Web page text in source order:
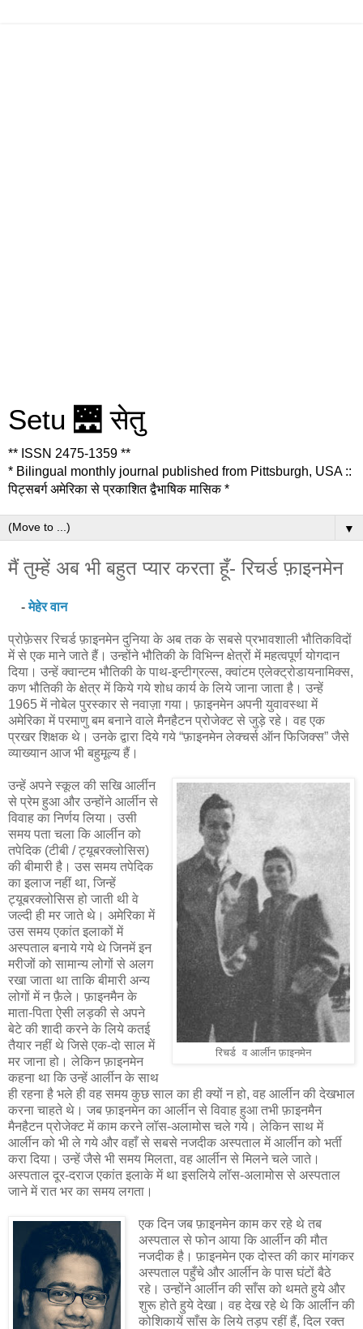
Setu 🌉 सेतु
** ISSN 2475-1359 **
* Bilingual monthly journal published from Pittsburgh, USA ::
पिट्सबर्ग अमेरिका से प्रकाशित द्वैभाषिक मासिक *
▼
मैं तुम्हें अब भी बहुत प्यार करता हूँ- रिचर्ड फ़ाइनमेन
-मेहेर वान
प्रोफ़ेसर रिचर्ड फ़ाइनमेन दुनिया के अब तक के सबसे प्रभावशाली भौतिकविदों
में से एक माने जाते हैं। उन्होंने भौतिकी के विभिन्न क्षेत्रों में महत्वपूर्ण योगदान
दिया। उन्हें क्वान्टम भौतिकी के पाथ-इन्टीग्रल्स, क्वांटम एलेक्ट्रोडायनामिक्स,
कण भौतिकी के क्षेत्र में किये गये शोध कार्य के लिये जाना जाता है। उन्हें
1965 में नोबेल पुरस्कार से नवाज़ा गया। फ़ाइनमेन अपनी युवावस्था में
अमेरिका में परमाणु बम बनाने वाले मैनहैटन प्रोजेक्ट से जुड़े रहे। वह एक
प्रखर शिक्षक थे। उनके द्वारा दिये गये “फ़ाइनमेन लेक्चर्स ऑन फिजिक्स” जैसे
व्याख्यान आज भी बहुमूल्य हैं।
रिचर्ड व आर्लीन फ़ाइनमेन
उन्हें अपने स्कूल की सखि आर्लीन
से प्रेम हुआ और उन्होंने आर्लीन से
विवाह का निर्णय लिया। उसी
समय पता चला कि आर्लीन को
तपेदिक (टीबी / ट्यूबरक्लोसिस)
की बीमारी है। उस समय तपेदिक
का इलाज नहीं था, जिन्हें
ट्यूबरक्लोसिस हो जाती थी वे
जल्दी ही मर जाते थे। अमेरिका में
उस समय एकांत इलाकों में
अस्पताल बनाये गये थे जिनमें इन
मरीजों को सामान्य लोगों से अलग
रखा जाता था ताकि बीमारी अन्य
लोगों में न फ़ैले। फ़ाइनमैन के
माता-पिता ऐसी लड़की से अपने
बेटे की शादी करने के लिये कतई
तैयार नहीं थे जिसे एक-दो साल में
मर जाना हो। लेकिन फ़ाइनमेन
कहना था कि उन्हें आर्लीन के साथ
ही रहना है भले ही वह समय कुछ साल का ही क्यों न हो, वह आर्लीन की देखभाल
करना चाहते थे। जब फ़ाइनमेन का आर्लीन से विवाह हुआ तभी फ़ाइनमैन
मैनहैटन प्रोजेक्ट में काम करने लॉस-अलामोस चले गये। लेकिन साथ में
आर्लीन को भी ले गये और वहाँ से सबसे नजदीक अस्पताल में आर्लीन को भर्ती
करा दिया। उन्हें जैसे भी समय मिलता, वह आर्लीन से मिलने चले जाते।
अस्पताल दूर-दराज एकांत इलाके में था इसलिये लॉस-अलामोस से अस्पताल
जाने में रात भर का समय लगता।
एक दिन जब फ़ाइनमेन काम कर रहे थे तब
अस्पताल से फोन आया कि आर्लीन की मौत
नजदीक है। फ़ाइनमेन एक दोस्त की कार मांगकर
अस्पताल पहुँचे और आर्लीन के पास घंटों बैठे
रहे। उन्होंने आर्लीन की साँस को थमते हुये और
शुरू होते हुये देखा। वह देख रहे थे कि आर्लीन की
कोशिकायें साँस के लिये तड़प रहीं हैं, दिल रक्त